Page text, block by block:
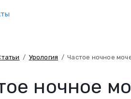
/ Урология /Частое ночное
ночное